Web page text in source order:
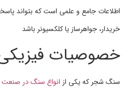
اطلاعات جامع و علمی است که بتواند
خریدار، جواهرساز یا کلکسیونر باشد
خصوصیات
سنگ شجر که یکی از انواع سنگ در